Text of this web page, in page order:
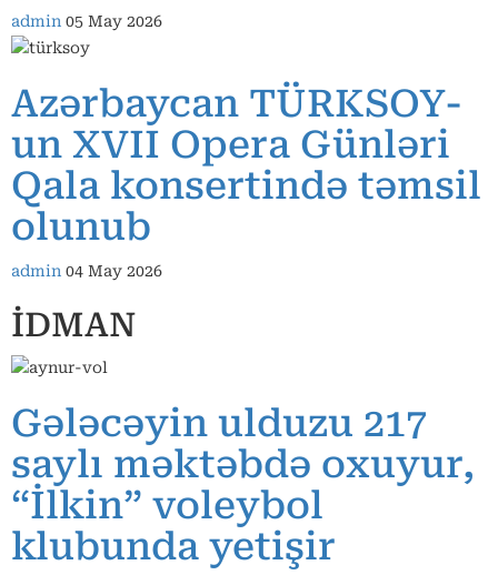
admin 05 May 2026
Azərbaycan TÜRKSOY-
un XVII Opera Günləri
Qala konsertində təmsil
olunub
admin 04 May 2026
İDMAN
Gələcəyin ulduzu 217
saylı məktəbdə oxuyur,
“İlkin” voleybol
klubunda yetişir